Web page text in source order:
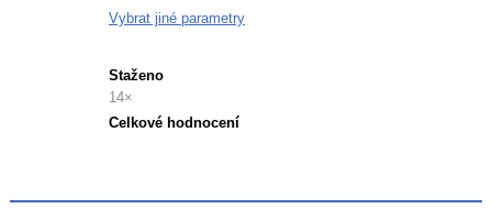
Vybrat jiné parametry
Staženo
14×
Celkové hodnocení